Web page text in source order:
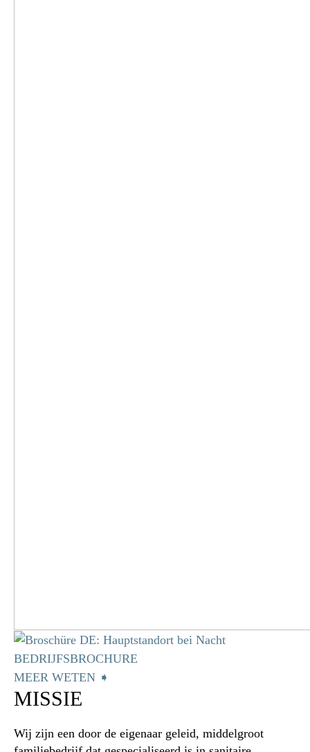
BEDRIJFSBROCHURE
MEER WETEN ➧
MISSIE
Wij zijn een door de eigenaar geleid, middelgroot